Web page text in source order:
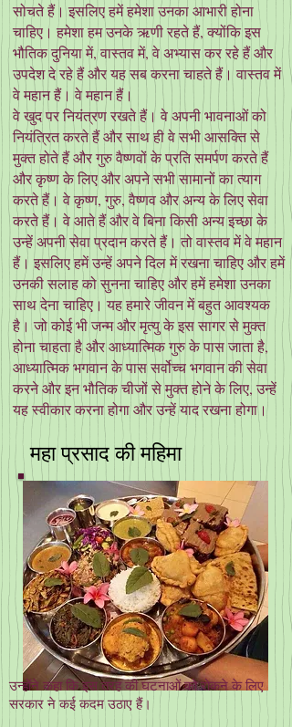
सोचते हैं। इसलिए हमें हमेशा उनका आभारी होना
चाहिए। हमेशा हम उनके ऋणी रहते हैं, क्योंकि इस
भौतिक दुनिया में, वास्तव में, वे अभ्यास कर रहे हैं और
उपदेश दे रहे हैं और यह सब करना चाहते हैं। वास्तव में
वे महान हैं। वे महान हैं।
वे खुद पर नियंत्रण रखते हैं। वे अपनी भावनाओं को
नियंत्रित करते हैं और साथ ही वे सभी आसक्ति से
मुक्त होते हैं और गुरु वैष्णवों के प्रति समर्पण करते हैं
और कृष्ण के लिए और अपने सभी सामानों का त्याग
करते हैं। वे कृष्ण, गुरु, वैष्णव और अन्य के लिए सेवा
करते हैं। वे आते हैं और वे बिना किसी अन्य इच्छा के
उन्हें अपनी सेवा प्रदान करते हैं। तो वास्तव में वे महान
हैं। इसलिए हमें उन्हें अपने दिल में रखना चाहिए और हमें
उनकी सलाह को सुनना चाहिए और हमें हमेशा उनका
साथ देना चाहिए। यह हमारे जीवन में बहुत आवश्यक
है। जो कोई भी जन्म और मृत्यु के इस सागर से मुक्त
होना चाहता है और आध्यात्मिक गुरु के पास जाता है,
आध्यात्मिक भगवान के पास सर्वोच्च भगवान की सेवा
करने और इन भौतिक चीजों से मुक्त होने के लिए, उन्हें
यह स्वीकार करना होगा और उन्हें याद रखना होगा।
महा प्रसाद की महिमा
उन्होंने कहा कि इस तरह की घटनाओं को रोकने के लिए
सरकार ने कई कदम उठाए हैं।